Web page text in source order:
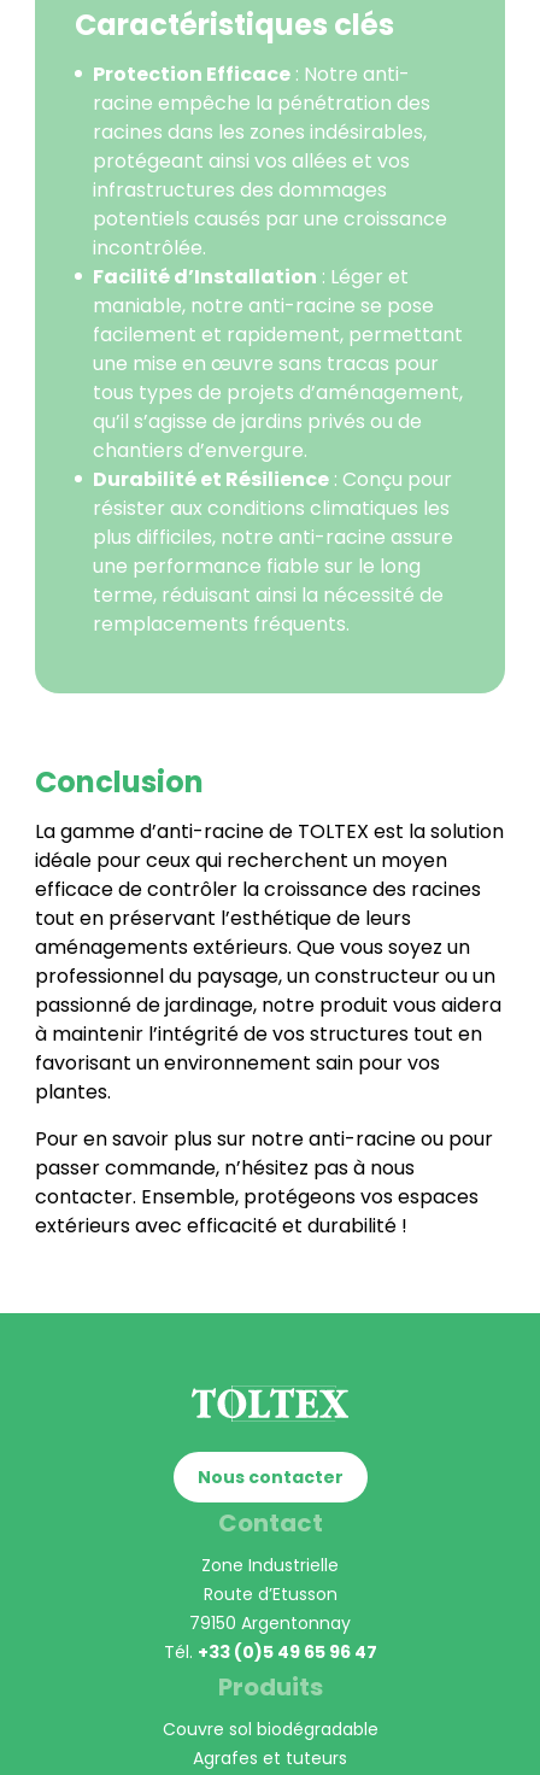
Caractéristiques clés
Protection Efficace : Notre anti-
racine empêche la pénétration des
racines dans les zones indésirables,
protégeant ainsi vos allées et vos
infrastructures des dommages
potentiels causés par une croissance
incontrôlée.
Facilité d’Installation : Léger et
maniable, notre anti-racine se pose
facilement et rapidement, permettant
une mise en œuvre sans tracas pour
tous types de projets d’aménagement,
qu’il s’agisse de jardins privés ou de
chantiers d’envergure.
Durabilité et Résilience : Conçu pour
résister aux conditions climatiques les
plus difficiles, notre anti-racine assure
une performance fiable sur le long
terme, réduisant ainsi la nécessité de
remplacements fréquents.
Conclusion
La gamme d’anti-racine de TOLTEX est la solution
idéale pour ceux qui recherchent un moyen
efficace de contrôler la croissance des racines
tout en préservant l’esthétique de leurs
aménagements extérieurs. Que vous soyez un
professionnel du paysage, un constructeur ou un
passionné de jardinage, notre produit vous aidera
à maintenir l’intégrité de vos structures tout en
favorisant un environnement sain pour vos
plantes.
Pour en savoir plus sur notre anti-racine ou pour
passer commande, n’hésitez pas à nous
contacter. Ensemble, protégeons vos espaces
extérieurs avec efficacité et durabilité !
Nous contacter
Contact
Zone Industrielle
Route d’Etusson
79150 Argentonnay
Tél. +33 (0)5 49 65 96 47
Produits
Couvre sol biodégradable
Agrafes et tuteurs